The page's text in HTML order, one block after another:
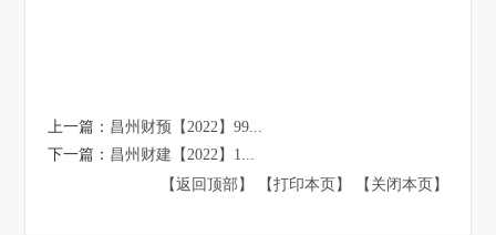
上一篇： 昌州财预【2022】99...
下一篇： 昌州财建【2022】1...
【返回顶部】
【打印本页】 【关闭本页】